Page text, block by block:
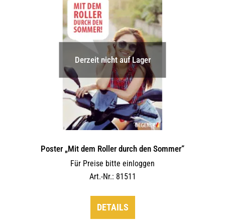
Derzeit nicht auf Lager
Poster „Mit dem Roller durch den Sommer“
Für Preise bitte einloggen
Art.-Nr.: 81511
DETAILS